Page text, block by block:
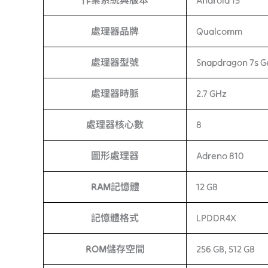
處理器品牌 Qualcomm
處理器型號 Snapdragon 7s
處理器時脈 2.7 GHz
處理器核心數 8
圖形處理器 Adreno 810
RAM記憶體 12 GB
記憶體格式 LPDDR4X
ROM儲存空間 256 GB, 512 GB